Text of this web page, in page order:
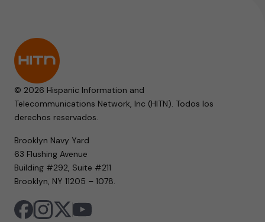
© 2026 Hispanic Information and
Telecommunications Network, Inc (HITN). Todos los
derechos reservados.
Brooklyn Navy Yard
63 Flushing Avenue
Building #292, Suite #211
Brooklyn, NY 11205 – 1078.